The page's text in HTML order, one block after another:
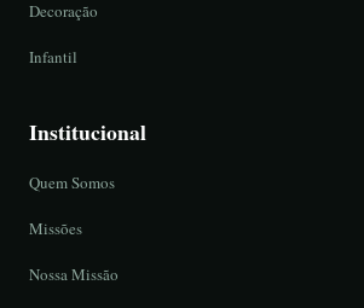
Decoração
Infantil
Institucional
Quem Somos
Missões
Nossa Missão